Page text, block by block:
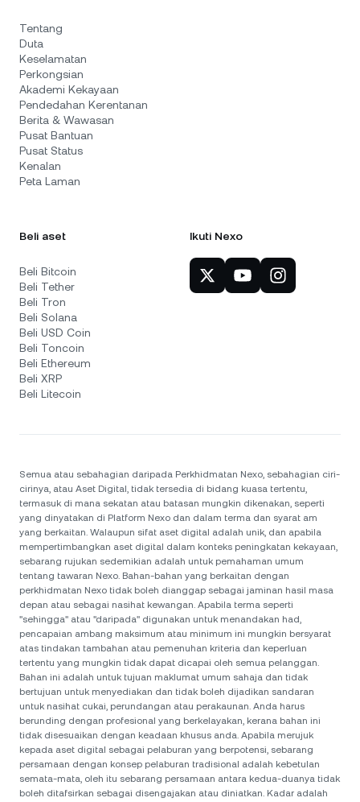
Tentang
Duta
Keselamatan
Perkongsian
Akademi Kekayaan
Pendedahan Kerentanan
Berita & Wawasan
Pusat Bantuan
Pusat Status
Kenalan
Peta Laman
Beli aset
Beli Bitcoin
Beli Tether
Beli Tron
Beli Solana
Beli USD Coin
Beli Toncoin
Beli Ethereum
Beli XRP
Beli Litecoin
Ikuti Nexo
Semua atau sebahagian daripada Perkhidmatan Nexo, sebahagian ciri-
cirinya, atau Aset Digital, tidak tersedia di bidang kuasa tertentu,
termasuk di mana sekatan atau batasan mungkin dikenakan, seperti
yang dinyatakan di Platform Nexo dan dalam terma dan syarat am
yang berkaitan. Walaupun sifat aset digital adalah unik, dan apabila
mempertimbangkan aset digital dalam konteks peningkatan kekayaan,
sebarang rujukan sedemikian adalah untuk pemahaman umum
tentang tawaran Nexo. Bahan-bahan yang berkaitan dengan
perkhidmatan Nexo tidak boleh dianggap sebagai jaminan hasil masa
depan atau sebagai nasihat kewangan. Apabila terma seperti
"sehingga" atau "daripada" digunakan untuk menandakan had,
pencapaian ambang maksimum atau minimum ini mungkin bersyarat
atas tindakan tambahan atau pemenuhan kriteria dan keperluan
tertentu yang mungkin tidak dapat dicapai oleh semua pelanggan.
Bahan ini adalah untuk tujuan maklumat umum sahaja dan tidak
bertujuan untuk menyediakan dan tidak boleh dijadikan sandaran
untuk nasihat cukai, perundangan atau perakaunan. Anda harus
berunding dengan profesional yang berkelayakan, kerana bahan ini
tidak disesuaikan dengan keadaan khusus anda. Apabila merujuk
kepada aset digital sebagai pelaburan yang berpotensi, sebarang
persamaan dengan konsep pelaburan tradisional adalah kebetulan
semata-mata, oleh itu sebarang persamaan antara kedua-duanya tidak
boleh ditafsirkan sebagai disengajakan atau diniatkan. Kadar adalah